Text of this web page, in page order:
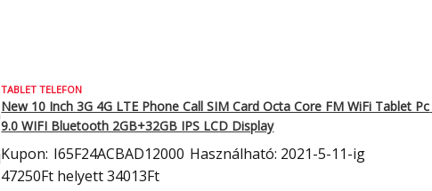
TABLET TELEFON
New 10 Inch 3G 4G LTE Phone Call SIM Card Octa Core FM WiFi Tablet Pc
9.0 WIFI Bluetooth 2GB+32GB IPS LCD Display
Kupon: I65F24ACBAD12000 Használható: 2021-5-11-ig
47250Ft helyett 34013Ft